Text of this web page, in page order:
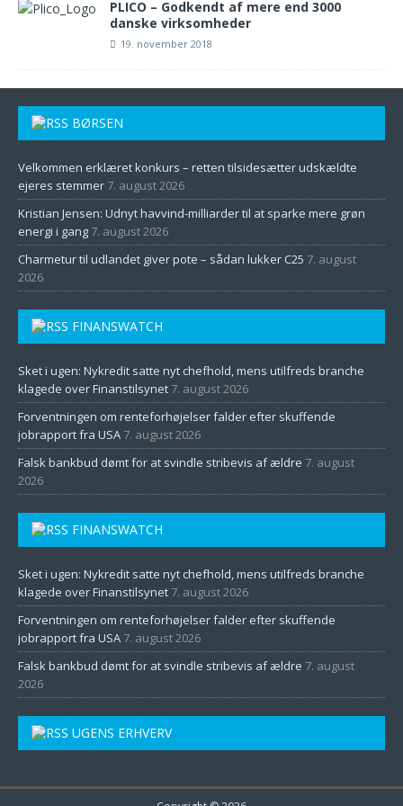
PLICO – Godkendt af mere end 3000
danske virksomheder
19. november 2018
BØRSEN
Velkommen erklæret konkurs – retten tilsidesætter udskældte
ejeres stemmer 7. august 2026
Kristian Jensen: Udnyt havvind-milliarder til at sparke mere grøn
energi i gang 7. august 2026
Charmetur til udlandet giver pote – sådan lukker C25 7. august
2026
FINANSWATCH
Sket i ugen: Nykredit satte nyt chefhold, mens utilfreds branche
klagede over Finanstilsynet 7. august 2026
Forventningen om renteforhøjelser falder efter skuffende
jobrapport fra USA 7. august 2026
Falsk bankbud dømt for at svindle stribevis af ældre 7. august
2026
FINANSWATCH
Sket i ugen: Nykredit satte nyt chefhold, mens utilfreds branche
klagede over Finanstilsynet 7. august 2026
Forventningen om renteforhøjelser falder efter skuffende
jobrapport fra USA 7. august 2026
Falsk bankbud dømt for at svindle stribevis af ældre 7. august
2026
UGENS ERHVERV